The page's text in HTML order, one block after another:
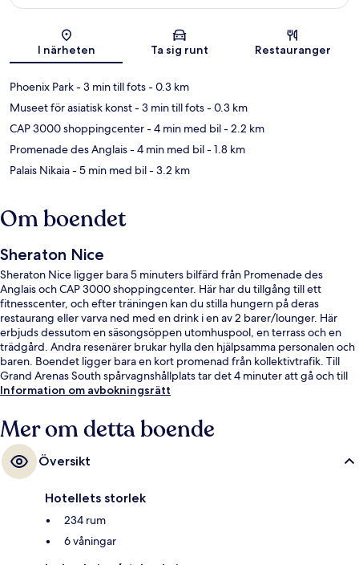
Karta
I närheten Ta sig runt Restauranger
Phoenix Park- 3 min till fots- 0.3 km
Museet för asiatisk konst- 3 min till fots- 0.3 km
CAP 3000 shoppingcenter- 4 min med bil- 2.2 km
Promenade des Anglais- 4 min med bil- 1.8 km
Palais Nikaia- 5 min med bil- 3.2 km
Om boendet
Sheraton Nice
Sheraton Nice ligger bara 5 minuters bilfärd från Promenade des
Anglais och CAP 3000 shoppingcenter. Här har du tillgång till ett
fitnesscenter, och efter träningen kan du stilla hungern på deras
restaurang eller varva ned med en drink i en av 2 barer/lounger. Här
erbjuds dessutom en säsongsöppen utomhuspool, en terrass och en
trädgård. Andra resenärer brukar hylla den hjälpsamma personalen och
baren. Boendet ligger bara en kort promenad från kollektivtrafik. Till
Grand Arenas South spårvagnshållplats tar det 4 minuter att gå och till
Airport Terminal 1 spårvagnshållplats är det 5 minuter.
Information om avbokningsrätt
Mer om detta boende
Översikt
Hotellets storlek
234 rum
6 våningar